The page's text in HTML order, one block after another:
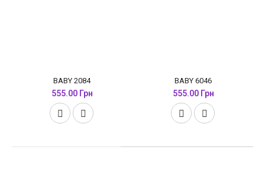
BABY 2084
555.00 Грн
BABY 6046
555.00 Грн